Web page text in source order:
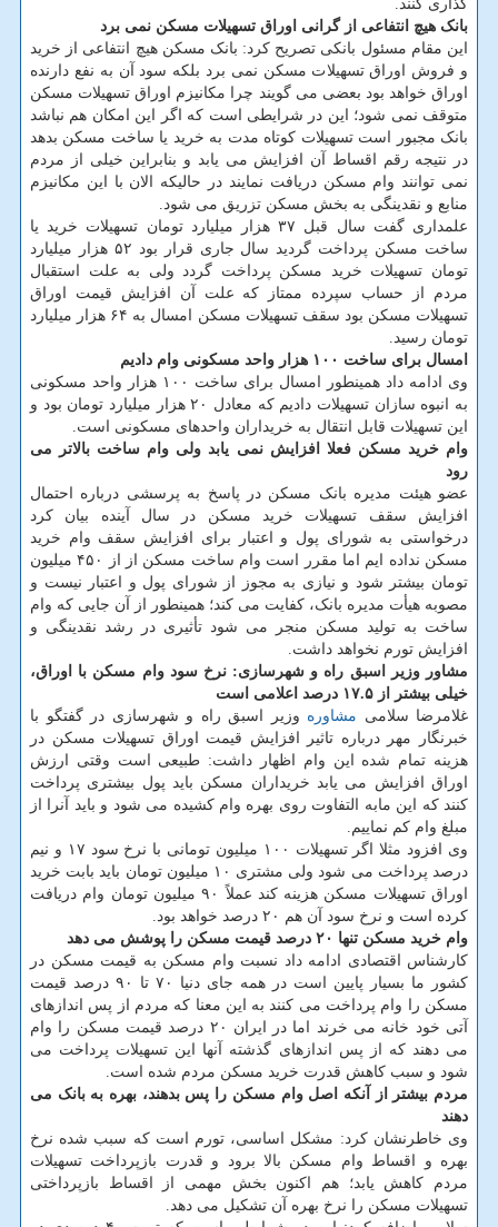
گذاری کنند.
بانک هیچ انتفاعی از گرانی اوراق تسهیلات مسکن نمی برد
این مقام مسئول بانکی تصریح کرد: بانک مسکن هیچ انتفاعی از خرید
و فروش اوراق تسهیلات مسکن نمی برد بلکه سود آن به نفع دارنده
اوراق خواهد بود بعضی می گویند چرا مکانیزم اوراق تسهیلات مسکن
متوقف نمی شود؛ این در شرایطی است که اگر این امکان هم نباشد
بانک مجبور است تسهیلات کوتاه مدت به خرید یا ساخت مسکن بدهد
در نتیجه رقم اقساط آن افزایش می یابد و بنابراین خیلی از مردم
نمی توانند وام مسکن دریافت نمایند در حالیکه الان با این مکانیزم
منابع و نقدینگی به بخش مسکن تزریق می شود.
علمداری گفت سال قبل ۳۷ هزار میلیارد تومان تسهیلات خرید یا
ساخت مسکن پرداخت گردید سال جاری قرار بود ۵۲ هزار میلیارد
تومان تسهیلات خرید مسکن پرداخت گردد ولی به علت استقبال
مردم از حساب سپرده ممتاز که علت آن افزایش قیمت اوراق
تسهیلات مسکن بود سقف تسهیلات مسکن امسال به ۶۴ هزار میلیارد
تومان رسید.
امسال برای ساخت ۱۰۰ هزار واحد مسکونی وام دادیم
وی ادامه داد همینطور امسال برای ساخت ۱۰۰ هزار واحد مسکونی
به انبوه سازان تسهیلات دادیم که معادل ۲۰ هزار میلیارد تومان بود و
این تسهیلات قابل انتقال به خریداران واحدهای مسکونی است.
وام خرید مسکن فعلا افزایش نمی یابد ولی وام ساخت بالاتر می
رود
عضو هیئت مدیره بانک مسکن در پاسخ به پرسشی درباره احتمال
افزایش سقف تسهیلات خرید مسکن در سال آینده بیان کرد
درخواستی به شورای پول و اعتبار برای افزایش سقف وام خرید
مسکن نداده ایم اما مقرر است وام ساخت مسکن از از ۴۵۰ میلیون
تومان بیشتر شود و نیازی به مجوز از شورای پول و اعتبار نیست و
مصوبه هیأت مدیره بانک، کفایت می کند؛ همینطور از آن جایی که وام
ساخت به تولید مسکن منجر می شود تأثیری در رشد نقدینگی و
افزایش تورم نخواهد داشت.
مشاور وزیر اسبق راه و شهرسازی: نرخ سود وام مسکن با اوراق،
خیلی بیشتر از ۱۷.۵ درصد اعلامی است
غلامرضا سلامی مشاوره وزیر اسبق راه و شهرسازی در گفتگو با
خبرنگار مهر درباره تاثیر افزایش قیمت اوراق تسهیلات مسکن در
هزینه تمام شده این وام اظهار داشت: طبیعی است وقتی ارزش
اوراق افزایش می یابد خریداران مسکن باید پول بیشتری پرداخت
کنند که این مابه التفاوت روی بهره وام کشیده می شود و باید آنرا از
مبلغ وام کم نماییم.
وی افزود مثلا اگر تسهیلات ۱۰۰ میلیون تومانی با نرخ سود ۱۷ و نیم
درصد پرداخت می شود ولی مشتری ۱۰ میلیون تومان باید بابت خرید
اوراق تسهیلات مسکن هزینه کند عملاً ۹۰ میلیون تومان وام دریافت
کرده است و نرخ سود آن هم ۲۰ درصد خواهد بود.
وام خرید مسکن تنها ۲۰ درصد قیمت مسکن را پوشش می دهد
کارشناس اقتصادی ادامه داد نسبت وام مسکن به قیمت مسکن در
کشور ما بسیار پایین است در همه جای دنیا ۷۰ تا ۹۰ درصد قیمت
مسکن را وام پرداخت می کنند به این معنا که مردم از پس اندازهای
آتی خود خانه می خرند اما در ایران ۲۰ درصد قیمت مسکن را وام
می دهند که از پس اندازهای گذشته آنها این تسهیلات پرداخت می
شود و سبب کاهش قدرت خرید مسکن مردم شده است.
مردم بیشتر از آنکه اصل وام مسکن را پس بدهند، بهره به بانک می
دهند
وی خاطرنشان کرد: مشکل اساسی، تورم است که سبب شده نرخ
بهره و اقساط وام مسکن بالا برود و قدرت بازپرداخت تسهیلات
مردم کاهش یابد؛ هم اکنون بخش مهمی از اقساط بازپرداختی
تسهیلات مسکن را نرخ بهره آن تشکیل می دهد.